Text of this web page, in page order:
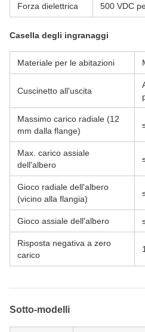
Forza dielettrica 500 VDC
Casella degli ingranaggi
Materiale per le abitazioni
Cuscinetto all'uscita
Massimo carico radiale (12
mm dalla flange)
Max. carico assiale
dell'albero
Gioco radiale dell'albero
(vicino alla flangia)
Gioco assiale dell'albero
Risposta negativa a zero
carico
Sotto-modelli